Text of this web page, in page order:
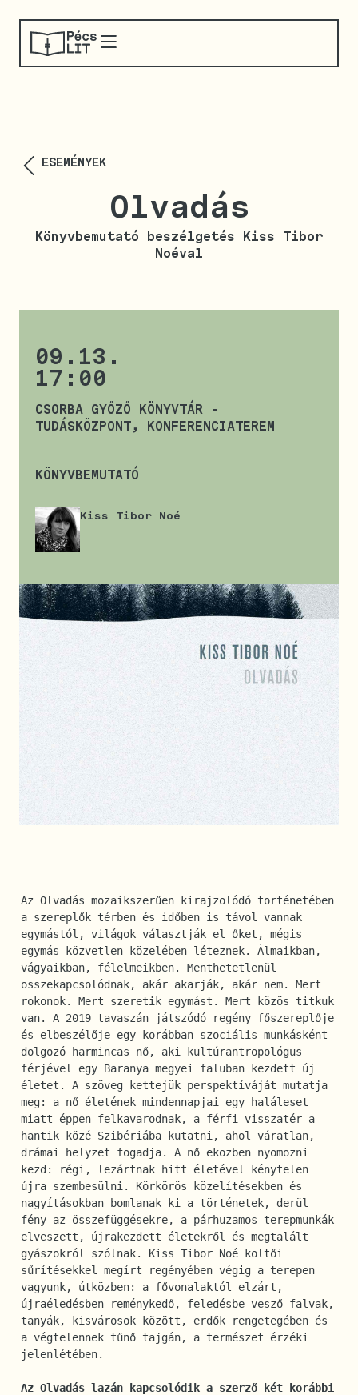
ESEMÉNYEK
Olvadás
Könyvbemutató beszélgetés Kiss Tibor
Noéval
09.13.
17:00
CSORBA GYŐZŐ KÖNYVTÁR -
TUDÁSKÖZPONT, KONFERENCIATEREM
KÖNYVBEMUTATÓ
Kiss Tibor Noé
Az Olvadás mozaikszerűen kirajzolódó történetében
a szereplők térben és időben is távol vannak
egymástól, világok választják el őket, mégis
egymás közvetlen közelében léteznek. Álmaikban,
vágyaikban, félelmeikben. Menthetetlenül
összekapcsolódnak, akár akarják, akár nem. Mert
rokonok. Mert szeretik egymást. Mert közös titkuk
van. A 2019 tavaszán játszódó regény főszereplője
és elbeszélője egy korábban szociális munkásként
dolgozó harmincas nő, aki kultúrantropológus
férjével egy Baranya megyei faluban kezdett új
életet. A szöveg kettejük perspektíváját mutatja
meg: a nő életének mindennapjai egy haláleset
miatt éppen felkavarodnak, a férfi visszatér a
hantik közé Szibériába kutatni, ahol váratlan,
drámai helyzet fogadja. A nő eközben nyomozni
kezd: régi, lezártnak hitt életével kénytelen
újra szembesülni. Körkörös közelítésekben és
nagyításokban bomlanak ki a történetek, derül
fény az összefüggésekre, a párhuzamos terepmunkák
elveszett, újrakezdett életekről és megtalált
gyászokról szólnak. Kiss Tibor Noé költői
sűrítésekkel megírt regényében végig a terepen
vagyunk, útközben: a fővonalaktól elzárt,
újraéledésben reménykedő, feledésbe vesző falvak,
tanyák, kisvárosok között, erdők rengetegében és
a végtelennek tűnő tajgán, a természet érzéki
jelenlétében.
Az Olvadás lazán kapcsolódik a szerző két korábbi